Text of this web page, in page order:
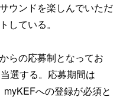
ウンドを楽しんでいただ
している。
からの応募制となってお
選する。応募期間は
への登録が必須と